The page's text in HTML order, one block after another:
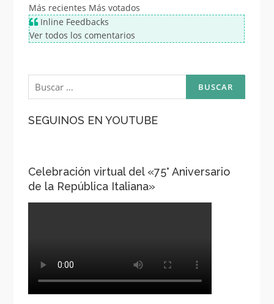
Más recientes Más votados
Inline Feedbacks
Ver todos los comentarios
Buscar:
SEGUINOS EN YOUTUBE
Celebración virtual del «75° Aniversario
de la República Italiana»